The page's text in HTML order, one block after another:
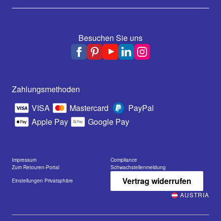
Besuchen Sie uns
Zahlungsmethoden
VISA
Mastercard
PayPal
Apple Pay
Google Pay
Impressum
Compliance
Zum Retouren-Portal
Schwachstellenmeldung
Einstellungen Privatsphäre
Vertrag widerrufen
AUSTRIA